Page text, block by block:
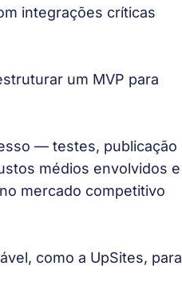
integrações críticas
um MVP para
— testes, publicação
médios envolvidos e
mercado competitivo
como a UpSites, para